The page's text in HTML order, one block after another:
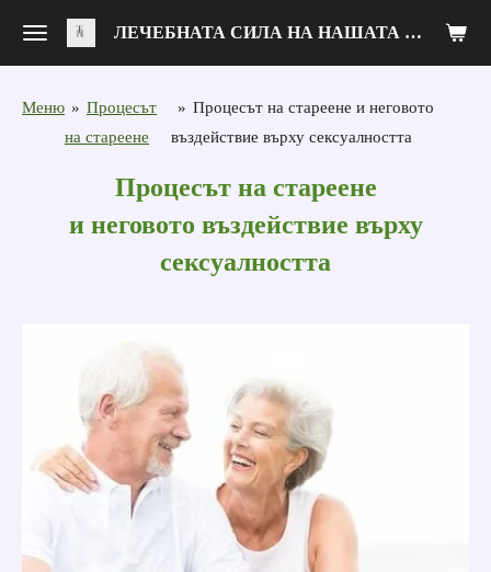
Zum
ЛЕЧЕБНАТА СИЛА НА НАШАТА ХРАНА
Меню » Процесът
на стареене
» Процесът на стареене и неговото
въздействие върху сексуалността
Процесът на стареене
и неговото въздействие върху
сексуалността